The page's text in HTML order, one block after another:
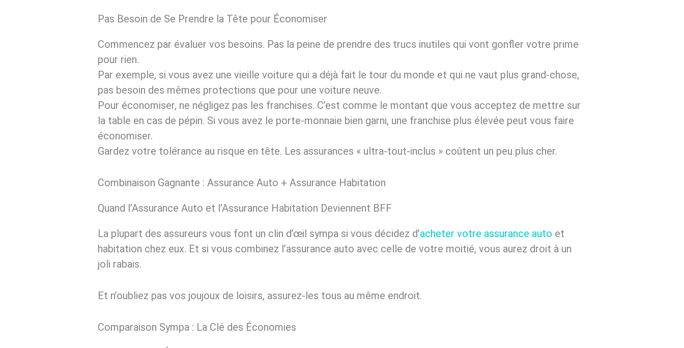
Pas Besoin de Se Prendre la Tête pour Économiser
Commencez par évaluer vos besoins. Pas la peine de prendre des trucs inutiles qui vont gonfler votre prime
pour rien.
Par exemple, si vous avez une vieille voiture qui a déjà fait le tour du monde et qui ne vaut plus grand-chose,
pas besoin des mêmes protections que pour une voiture neuve.
Pour économiser, ne négligez pas les franchises. C’est comme le montant que vous acceptez de mettre sur
la table en cas de pépin. Si vous avez le porte-monnaie bien garni, une franchise plus élevée peut vous faire
économiser.
Gardez votre tolérance au risque en tête. Les assurances « ultra-tout-inclus » coûtent un peu plus cher.
Combinaison Gagnante : Assurance Auto + Assurance Habitation
Quand l’Assurance Auto et l’Assurance Habitation Deviennent BFF
La plupart des assureurs vous font un clin d’œil sympa si vous décidez d’acheter votre assurance auto et
habitation chez eux. Et si vous combinez l’assurance auto avec celle de votre moitié, vous aurez droit à un
joli rabais.
Et n’oubliez pas vos joujoux de loisirs, assurez-les tous au même endroit.
Comparaison Sympa : La Clé des Économies